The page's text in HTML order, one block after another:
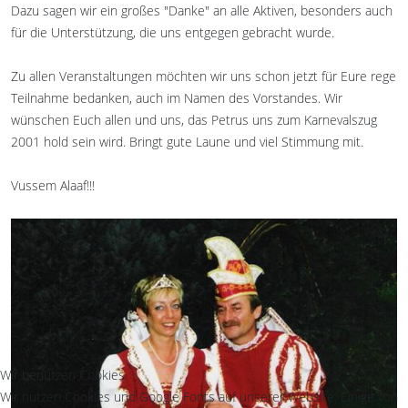
Dazu sagen wir ein großes "Danke" an alle Aktiven, besonders auch
für die Unterstützung, die uns entgegen gebracht wurde.
Zu allen Veranstaltungen möchten wir uns schon jetzt für Eure rege
Teilnahme bedanken, auch im Namen des Vorstandes. Wir
wünschen Euch allen und uns, das Petrus uns zum Karnevalszug
2001 hold sein wird. Bringt gute Laune und viel Stimmung mit.
Vussem Alaaf!!!
Wir benutzen Cookies
Wir nutzen Cookies und Google Fonts auf unserer Website. Einige von